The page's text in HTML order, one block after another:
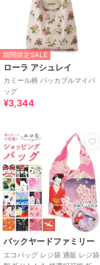
期間限定SALE
ローラ アシュレイ
カミール柄 パッカブルマイバ
ッグ
¥3,344
バックヤードファミリー
エコバッグ レジ袋 通販 レジ袋